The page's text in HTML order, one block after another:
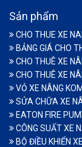
Sản phẩm
CHO THUE XE
BẢNG GIÁ CHO
CHO THUÊ XE
CHO THUÊ XE
VỎ XE NÂNG
SỬA CHỮA XE
EATON FIRE
CÔNG SUẤT XE
BỘ ĐIỀU KHIỂN